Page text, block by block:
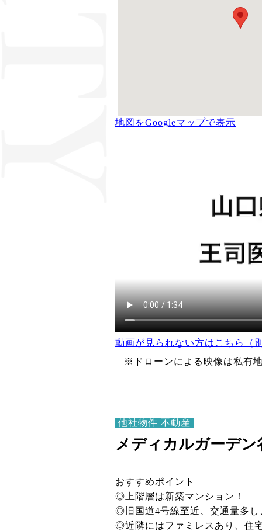
地図をGoogleマップで表示
動画が見られない方はこちら（
※ドローンによる映像は私有
他社物件 不動産
メディカルガーデ
おすすめポイント
◎上階層は新築マンション！
◎旧国道4号線至近、交通量多し
◎近隣にはファミレスあり、住